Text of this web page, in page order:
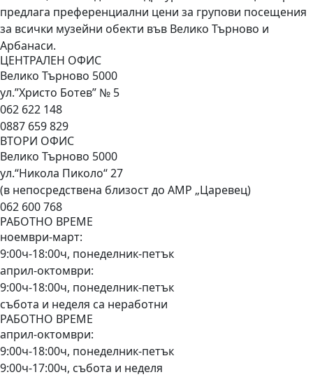
предлага преференциални цени за групови посещения
за всички музейни обекти във Велико Търново и
Арбанаси.
ЦЕНТРАЛЕН ОФИС
Велико Търново 5000
ул.”Христо Ботев” № 5
062 622 148
0887 659 829
ВТОРИ ОФИС
Велико Търново 5000
ул.“Никола Пиколо“ 27
(в непосредствена близост до АМР „Царевец)
062 600 768
РАБОТНО ВРЕМЕ
ноември-март:
9:00ч-18:00ч, понеделник-петък
април-октомври:
9:00ч-18:00ч, понеделник-петък
събота и неделя са неработни
РАБОТНО ВРЕМЕ
април-октомври:
9:00ч-18:00ч, понеделник-петък
9:00ч-17:00ч, събота и неделя